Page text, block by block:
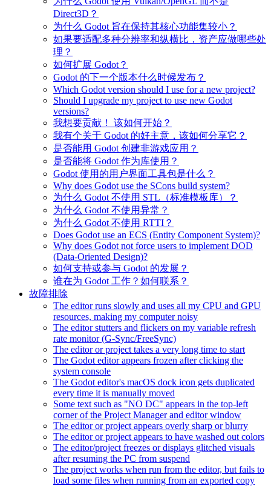
Direct3D？
为什么 Godot 旨在保持其核心功能集较小？
如果要适配多种分辨率和纵横比，资产应做哪些处
理？
如何扩展 Godot？
Godot 的下一个版本什么时候发布？
Which Godot version should I use for a new project?
Should I upgrade my project to use new Godot
versions?
我想要贡献！ 该如何开始？
我有个关于 Godot 的好主意，该如何分享它？
是否能用 Godot 创建非游戏应用？
是否能将 Godot 作为库使用？
Godot 使用的用户界面工具包是什么？
Why does Godot use the SCons build system?
为什么 Godot 不使用 STL（标准模板库）？
为什么 Godot 不使用异常？
为什么 Godot 不使用 RTTI？
Does Godot use an ECS (Entity Component System)?
Why does Godot not force users to implement DOD
(Data-Oriented Design)?
如何支持或参与 Godot 的发展？
谁在为 Godot 工作？如何联系？
故障排除
The editor runs slowly and uses all my CPU and GPU
resources, making my computer noisy
The editor stutters and flickers on my variable refresh
rate monitor (G-Sync/FreeSync)
The editor or project takes a very long time to start
The Godot editor appears frozen after clicking the
system console
The Godot editor's macOS dock icon gets duplicated
every time it is manually moved
Some text such as "NO DC" appears in the top-left
corner of the Project Manager and editor window
The editor or project appears overly sharp or blurry
The editor or project appears to have washed out colors
The editor/project freezes or displays glitched visuals
after resuming the PC from suspend
The project works when run from the editor, but fails to
load some files when running from an exported copy